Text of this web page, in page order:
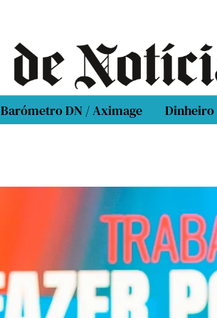
Barómetro DN / Aximage Dinheiro